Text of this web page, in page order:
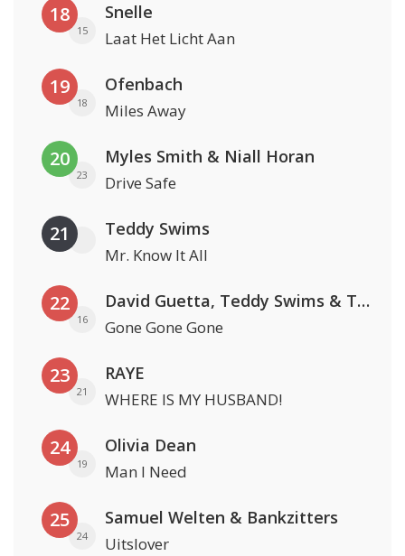
18
15
Snelle
Laat Het Licht Aan
19
18
Ofenbach
Miles Away
20
23
Myles Smith & Niall Horan
Drive Safe
21 Teddy Swims
Mr. Know It All
22
16
David Guetta, Teddy Swims & Tones And I
Gone Gone Gone
23
21
RAYE
WHERE IS MY HUSBAND!
24
19
Olivia Dean
Man I Need
25
24
Samuel Welten & Bankzitters
Uitslover